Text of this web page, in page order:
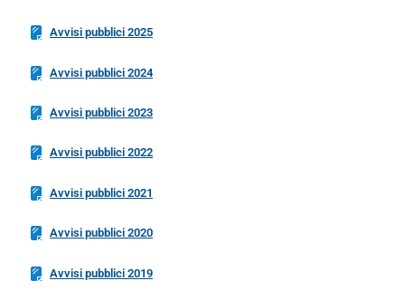
Avvisi pubblici 2025
Avvisi pubblici 2024
Avvisi pubblici 2023
Avvisi pubblici 2022
Avvisi pubblici 2021
Avvisi pubblici 2020
Avvisi pubblici 2019